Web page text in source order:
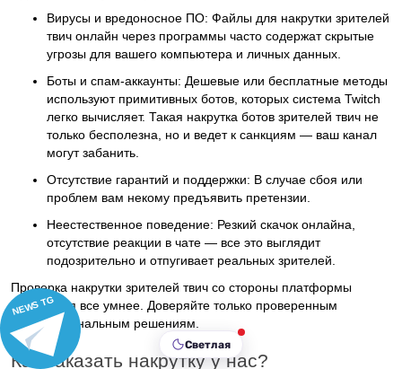
Светлая
NEWS TG
Вирусы и вредоносное ПО: Файлы для накрутки зрителей
твич онлайн через программы часто содержат скрытые
угрозы для вашего компьютера и личных данных.
Боты и спам-аккаунты: Дешевые или бесплатные методы
используют примитивных ботов, которых система Twitch
легко вычисляет. Такая накрутка ботов зрителей твич не
только бесполезна, но и ведет к санкциям — ваш канал
могут забанить.
Отсутствие гарантий и поддержки: В случае сбоя или
проблем вам некому предъявить претензии.
Неестественное поведение: Резкий скачок онлайна,
отсутствие реакции в чате — все это выглядит
подозрительно и отпугивает реальных зрителей.
Проверка накрутки зрителей твич со стороны платформы
становится все умнее. Доверяйте только проверенным
профессиональным решениям.
Как заказать накрутку у нас?